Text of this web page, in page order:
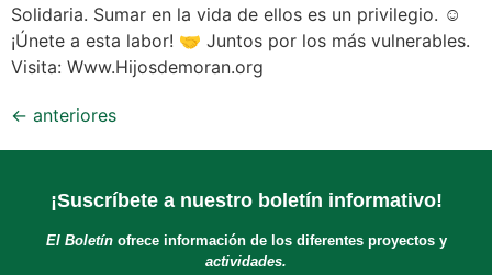
Solidaria. Sumar en la vida de ellos es un privilegio. ☺️
¡Únete a esta labor! 🤝 Juntos por los más vulnerables.
Visita: Www.Hijosdemoran.org
← anteriores
¡Suscríbete a nuestro boletín informativo!
El Boletínofrece información de los diferentes proyectos y
actividades.